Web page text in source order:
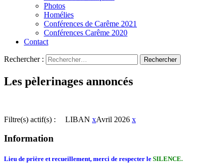
Photos
Homélies
Conférences de Carême 2021
Conférences Carême 2020
Contact
Rechercher :
Les pèlerinages annoncés
Filtre(s) actif(s) : LIBAN xAvril 2026 x
Information
Lieu de prière et recueillement, merci de respecter le SILENCE.